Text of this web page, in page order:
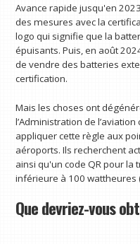
Avance rapide jusqu'en
des mesures avec la
logo qui signifie que la
épuisants. Puis, en août
de vendre des batteries
certification.
Mais les choses ont
l’Administration de
appliquer cette règle aux
aéroports. Ils recherchent
ainsi qu'un code QR pour la
inférieure à 100 wattheures
Que devriez-vous